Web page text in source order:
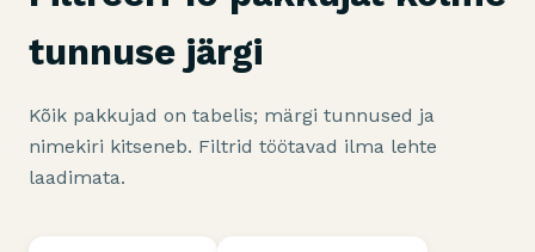
tunnuse järgi
Kõik pakkujad on tabelis; märgi tunnused ja
nimekiri kitseneb. Filtrid töötavad ilma lehte
laadimata.